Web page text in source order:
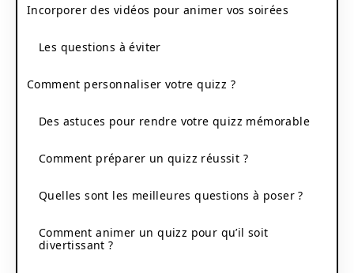
Incorporer des vidéos pour animer vos soirées
Les questions à éviter
Comment personnaliser votre quizz ?
Des astuces pour rendre votre quizz mémorable
Comment préparer un quizz réussit ?
Quelles sont les meilleures questions à poser ?
Comment animer un quizz pour qu’il soit
divertissant ?